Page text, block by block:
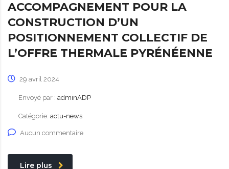
ACCOMPAGNEMENT POUR LA
CONSTRUCTION D’UN
POSITIONNEMENT COLLECTIF DE
L’OFFRE THERMALE PYRÉNÉENNE
29 avril 2024
Envoyé par : adminADP
Catégorie: actu-news
Aucun commentaire
Lire plus